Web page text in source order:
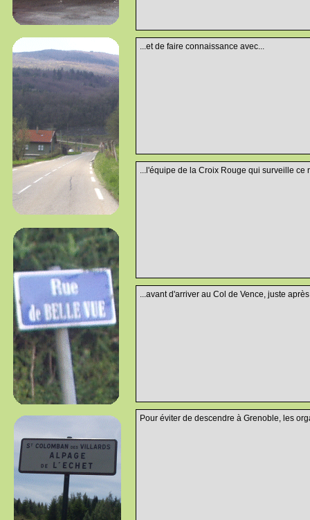
...et de faire connaissance avec...
...l'équipe de la Croix Rouge qui surveille ce
...avant d'arriver au Col de Vence, juste
Pour éviter de descendre à Grenoble, les